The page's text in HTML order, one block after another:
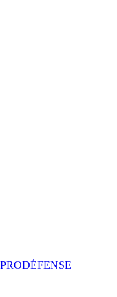
PRODÉFENSE